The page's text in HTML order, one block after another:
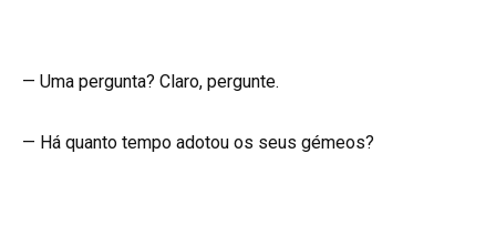
— Uma pergunta? Claro, pergunte.
— Há quanto tempo adotou os seus gémeos?